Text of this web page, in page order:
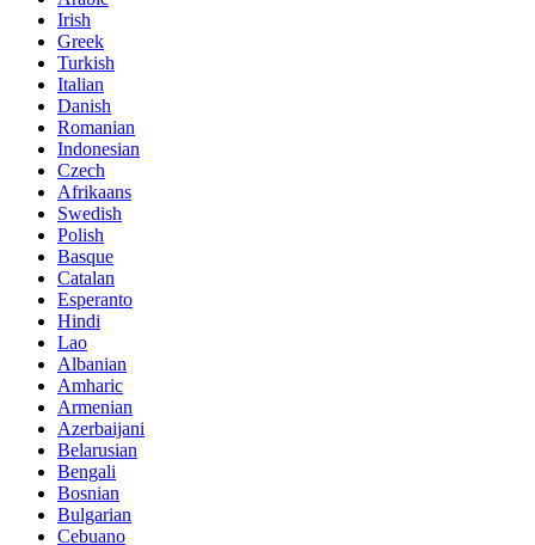
Irish
Greek
Turkish
Italian
Danish
Romanian
Indonesian
Czech
Afrikaans
Swedish
Polish
Basque
Catalan
Esperanto
Hindi
Lao
Albanian
Amharic
Armenian
Azerbaijani
Belarusian
Bengali
Bosnian
Bulgarian
Cebuano